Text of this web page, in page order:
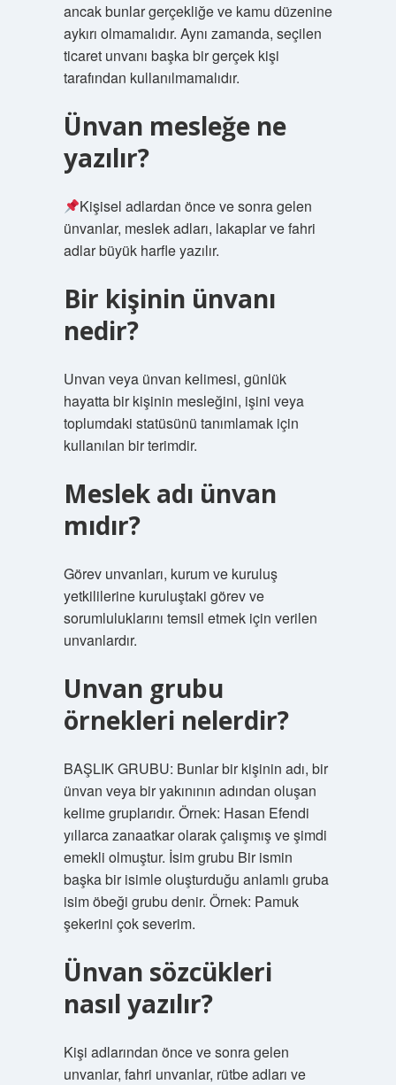
ancak bunlar gerçekliğe ve kamu düzenine
aykırı olmamalıdır. Aynı zamanda, seçilen
ticaret unvanı başka bir gerçek kişi
tarafından kullanılmamalıdır.
Ünvan mesleğe ne
yazılır?
Kişisel adlardan önce ve sonra gelen
ünvanlar, meslek adları, lakaplar ve fahri
adlar büyük harfle yazılır.
Bir kişinin ünvanı
nedir?
Unvan veya ünvan kelimesi, günlük
hayatta bir kişinin mesleğini, işini veya
toplumdaki statüsünü tanımlamak için
kullanılan bir terimdir.
Meslek adı ünvan
mıdır?
Görev unvanları, kurum ve kuruluş
yetkililerine kuruluştaki görev ve
sorumluluklarını temsil etmek için verilen
unvanlardır.
Unvan grubu
örnekleri nelerdir?
BAŞLIK GRUBU: Bunlar bir kişinin adı, bir
ünvan veya bir yakınının adından oluşan
kelime gruplarıdır. Örnek: Hasan Efendi
yıllarca zanaatkar olarak çalışmış ve şimdi
emekli olmuştur. İsim grubu Bir ismin
başka bir isimle oluşturduğu anlamlı gruba
isim öbeği grubu denir. Örnek: Pamuk
şekerini çok severim.
Ünvan sözcükleri
nasıl yazılır?
Kişi adlarından önce ve sonra gelen
unvanlar, fahri unvanlar, rütbe adları ve